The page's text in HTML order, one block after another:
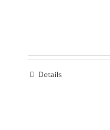
Details